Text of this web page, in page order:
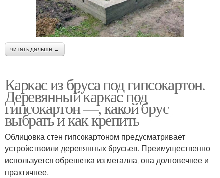
читать дальше →
Каркас из бруса под гипсокартон.
Деревянный каркас под
гипсокартон —, какой брус
выбрать и как крепить
Облицовка стен гипсокартоном предусматривает
устройствоили деревянных брусьев. Преимущественно
используется обрешетка из металла, она долговечнее и
практичнее.